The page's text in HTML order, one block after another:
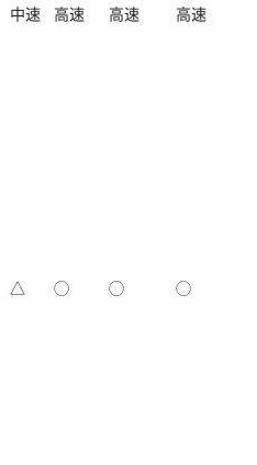
中速 高速 高速 高速
△ ◯ ◯ ◯